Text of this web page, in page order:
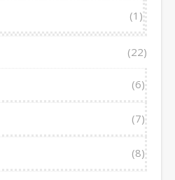
(1)
(22)
(6)
(7)
(8)